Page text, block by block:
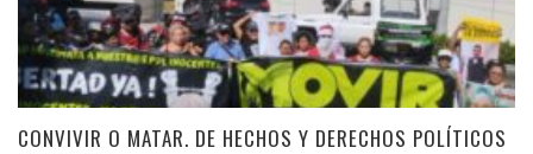
CONVIVIR O MATAR. DE HECHOS Y DERECHOS POLÍTICOS